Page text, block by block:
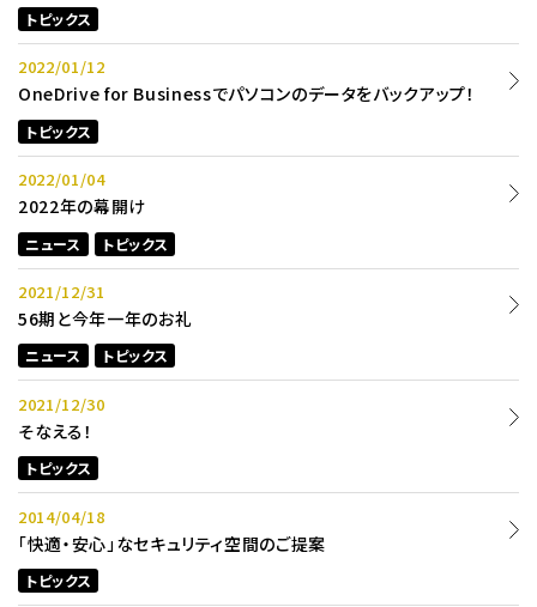
トピックス
2022/01/12
OneDrive for Businessでパソコンのデータをバックアップ！
トピックス
2022/01/04
2022年の幕開け
ニュース トピックス
2021/12/31
56期と今年一年のお礼
ニュース トピックス
2021/12/30
そなえる！
トピックス
2014/04/18
「快適・安心」なセキュリティ空間のご提案
トピックス